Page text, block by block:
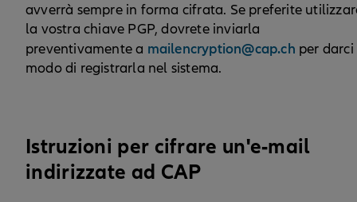
avverrà sempre in forma cifrata. Se preferite
la vostra chiave PGP, dovrete inviarla
preventivamente a mailencryption@cap.ch per darci
modo di registrarla nel sistema.
Istruzioni per cifrare un'e-mail
indirizzate ad CAP